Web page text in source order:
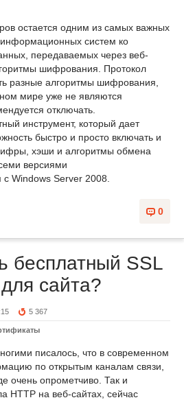
остается одним из самых важных
систем ко
передаваемых через веб-
шифрования. Протокол
разные алгоритмы шифрования,
мире уже не являются
отключать.
инструмент, который дает
быстро и просто включать и
хэши и алгоритмы обмена
версиями
Windows Server 2008.
0
бесплатный SSL
сайта?
5 367
писалось, что в современном
по открытым каналам связи,
очень опрометчиво. Так и
HTTP на веб-сайтах, сейчас